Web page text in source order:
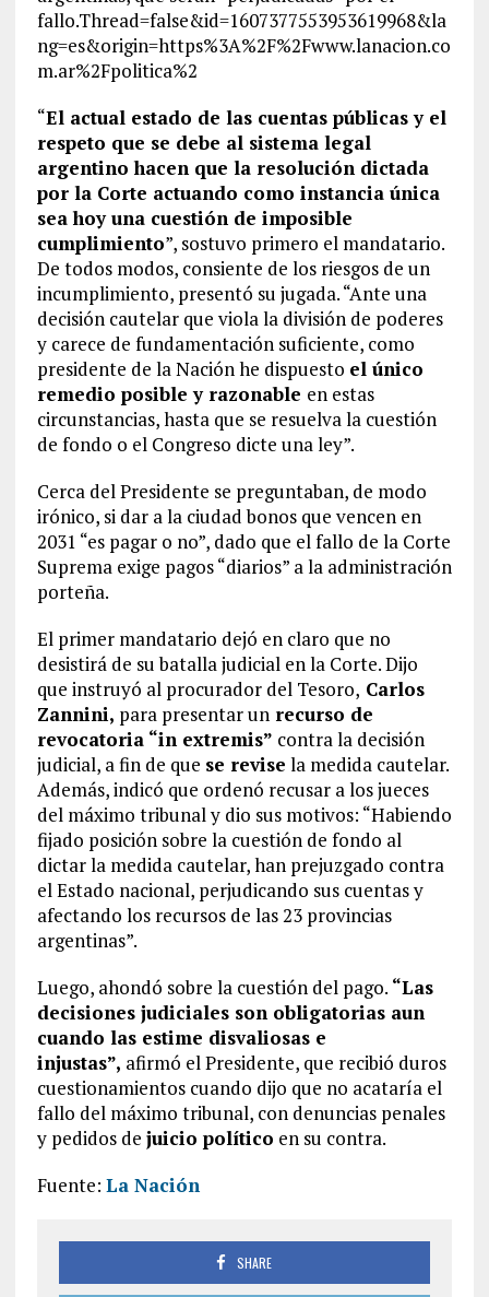
fallo.Thread=false&id=1607377553953619968&la
ng=es&origin=https%3A%2F%2Fwww.lanacion.co
m.ar%2Fpolitica%2
“El actual estado de las cuentas públicas y el
respeto que se debe al sistema legal
argentino hacen que la resolución dictada
por la Corte actuando como instancia única
sea hoy una cuestión de imposible
cumplimiento”, sostuvo primero el mandatario.
De todos modos, consiente de los riesgos de un
incumplimiento, presentó su jugada. “Ante una
decisión cautelar que viola la división de poderes
y carece de fundamentación suficiente, como
presidente de la Nación he dispuesto el único
remedio posible y razonable en estas
circunstancias, hasta que se resuelva la cuestión
de fondo o el Congreso dicte una ley”.
Cerca del Presidente se preguntaban, de modo
irónico, si dar a la ciudad bonos que vencen en
2031 “es pagar o no”, dado que el fallo de la Corte
Suprema exige pagos “diarios” a la administración
porteña.
El primer mandatario dejó en claro que no
desistirá de su batalla judicial en la Corte. Dijo
que instruyó al procurador del Tesoro, Carlos
Zannini, para presentar unrecurso de
revocatoria “in extremis” contra la decisión
judicial, a fin de que se revise la medida cautelar.
Además, indicó que ordenó recusar a los jueces
del máximo tribunal y dio sus motivos: “Habiendo
fijado posición sobre la cuestión de fondo al
dictar la medida cautelar, han prejuzgado contra
el Estado nacional, perjudicando sus cuentas y
afectando los recursos de las 23 provincias
argentinas”.
Luego, ahondó sobre la cuestión del pago. “Las
decisiones judiciales son obligatorias aun
cuando las estime disvaliosas e
injustas”, afirmó el Presidente, que recibió duros
cuestionamientos cuando dijo que no acataría el
fallo del máximo tribunal, con denuncias penales
y pedidos de juicio político en su contra.
Fuente: La Nación
SHARE